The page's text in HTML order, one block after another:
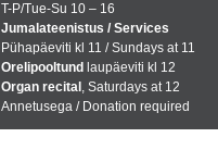
T-P/Tue-Su 10 – 16
Jumalateenistus / Services
Pühapäeviti kl 11 / Sundays at 11
Orelipooltund laupäeviti kl 12
Organ recital , Saturdays at 12
Annetusega / Donation required